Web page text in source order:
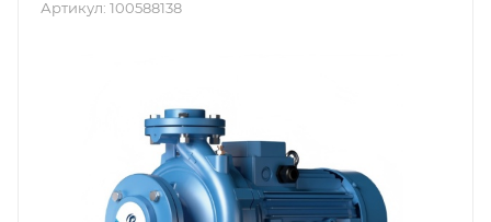
Артикул: 100588138